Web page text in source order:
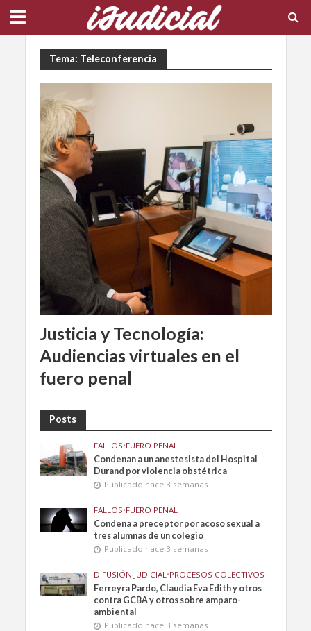
Tema: Teleconferencia
Justicia y Tecnología:
Audiencias virtuales en el
fuero penal
Posts
FALLOS•FUERO PENAL
Condenan a un anestesista del Hospital
Durand por violencia obstétrica
Publicado hace 3 semanas
FALLOS•FUERO PENAL
Condena a preceptor por acoso sexual a
tres alumnas de un colegio
Publicado hace 3 semanas
DIFUSIÓN JUDICIAL•PROCESOS COLECTIVOS
Ferreyra Pardo, Claudia Eva Edith y otros
contra GCBA y otros sobre amparo-
ambiental
Publicado hace 3 semanas